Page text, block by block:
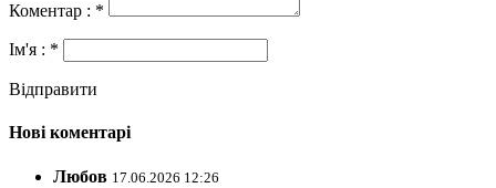
Коментар : *
Ім'я : *
Відправити
Нові коментарі
Любов 17.06.2026 12:26